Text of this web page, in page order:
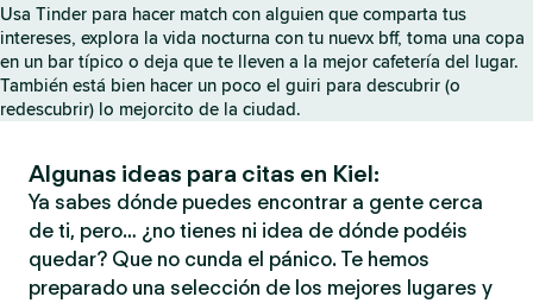
Usa Tinder para hacer match con alguien que comparta tus
intereses, explora la vida nocturna con tu nuevx bff, toma una copa
en un bar típico o deja que te lleven a la mejor cafetería del lugar.
También está bien hacer un poco el guiri para descubrir (o
redescubrir) lo mejorcito de la ciudad.
Algunas ideas para citas en Kiel:
Ya sabes dónde puedes encontrar a gente cerca
de ti, pero… ¿no tienes ni idea de dónde podéis
quedar? Que no cunda el pánico. Te hemos
preparado una selección de los mejores lugares y